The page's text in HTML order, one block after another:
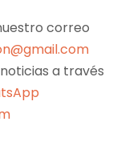
correo
a través